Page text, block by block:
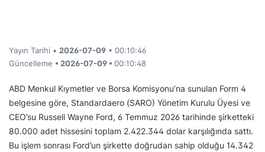
Yayın Tarihi • 2026-07-09 • 00:10:46
Güncelleme • 2026-07-09 • 00:10:48
ABD Menkul Kıymetler ve Borsa Komisyonu’na sunulan Form 4
belgesine göre, Standardaero (SARO) Yönetim Kurulu Üyesi ve
CEO’su Russell Wayne Ford, 6 Temmuz 2026 tarihinde şirketteki
80.000 adet hissesini toplam 2.422.344 dolar karşılığında sattı.
Bu işlem sonrası Ford’un şirkette doğrudan sahip olduğu 14.342